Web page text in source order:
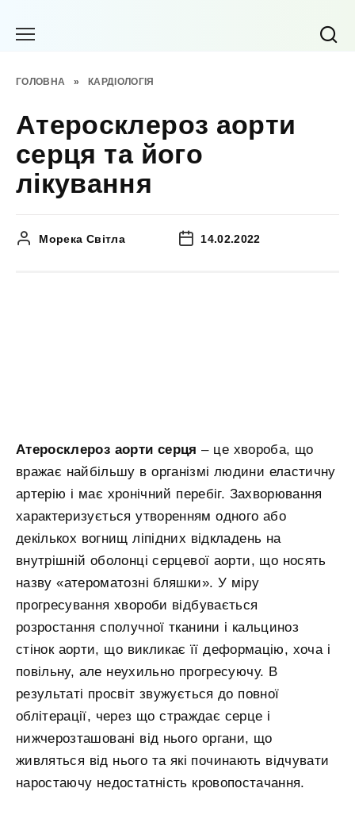
ГОЛОВНА » КАРДІОЛОГІЯ
Атеросклероз аорти
серця та його
лікування
Морека Світла 14.02.2022
Атеросклероз аорти серця – це хвороба, що
вражає найбільшу в організмі людини еластичну
артерію і має хронічний перебіг. Захворювання
характеризується утворенням одного або
декількох вогнищ ліпідних відкладень на
внутрішній оболонці серцевої аорти, що носять
назву «атероматозні бляшки». У міру
прогресування хвороби відбувається
розростання сполучної тканини і кальциноз
стінок аорти, що викликає її деформацію, хоча і
повільну, але неухильно прогресуючу. В
результаті просвіт звужується до повної
облітерації, через що страждає серце і
нижчерозташовані від нього органи, що
живляться від нього та які починають відчувати
наростаючу недостатність кровопостачання.